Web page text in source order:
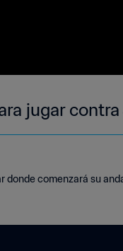
jugar
donde comenzará su